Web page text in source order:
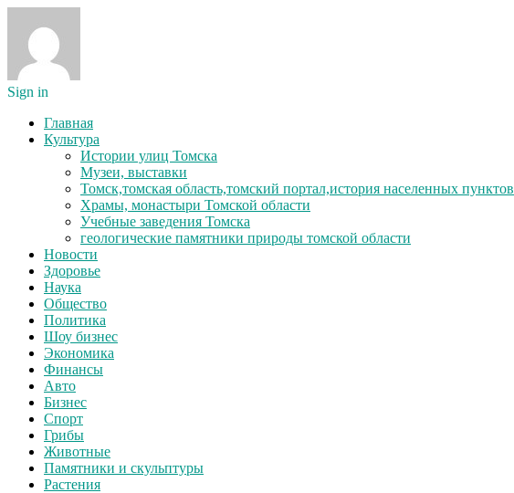
Sign in
Главная
Культура
Истории улиц Томска
Музеи, выставки
Томск,томская область,томский портал,история населенных пунктов
Храмы, монастыри Томской области
Учебные заведения Томска
геологические памятники природы томской области
Новости
Здоровье
Наука
Общество
Политика
Шоу бизнес
Экономика
Финансы
Авто
Бизнес
Спорт
Грибы
Животные
Памятники и скульптуры
Растения